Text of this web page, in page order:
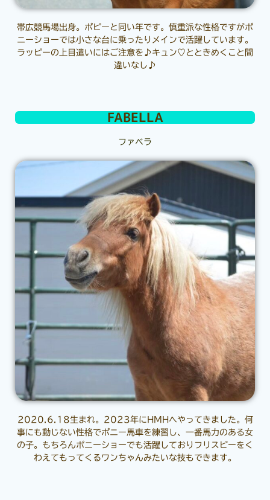
帯広競馬場出身。ポピーと同い年です。慎重派な性格ですがポ
ニーショーでは小さな台に乗ったりメインで活躍しています。
ラッピーの上目遣いにはご注意を♪キュン♡とときめくこと間
違いなし♪
FABELLA
ファベラ
2020.6.18生まれ。2023年にHMHへやってきました。何
事にも動じない性格でポニー馬車を練習し、一番馬力のある女
の子。もちろんポニーショーでも活躍しておりフリスビーをく
わえてもってくるワンちゃんみたいな技もできます。